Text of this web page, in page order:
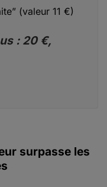
(valeur 11 €)
: 20 €,
surpasse les